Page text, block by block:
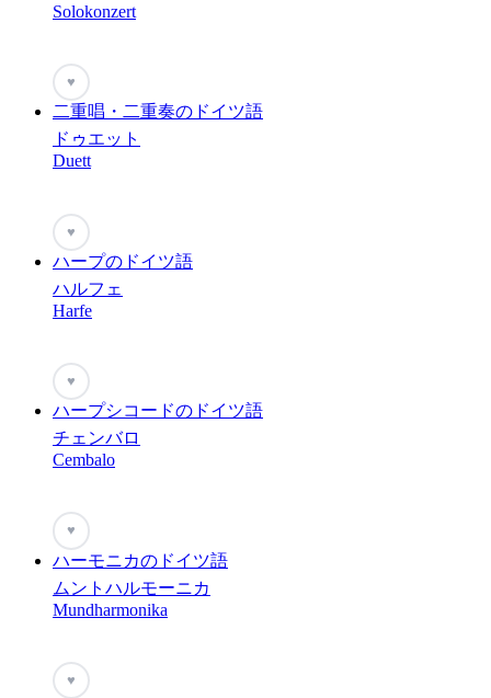
Solokonzert
♥
二重唱・二重奏のドイツ語
ドゥエット
Duett
♥
ハープのドイツ語
ハルフェ
Harfe
♥
ハープシコードのドイツ語
チェンバロ
Cembalo
♥
ハーモニカのドイツ語
ムントハルモーニカ
Mundharmonika
♥